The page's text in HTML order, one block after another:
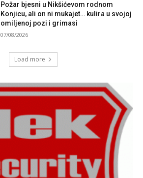
Požar bjesni u Nikšićevom rodnom
Konjicu, ali on ni mukajet… kulira u svojoj
omiljenoj pozi i grimasi
07/08/2026
Load more